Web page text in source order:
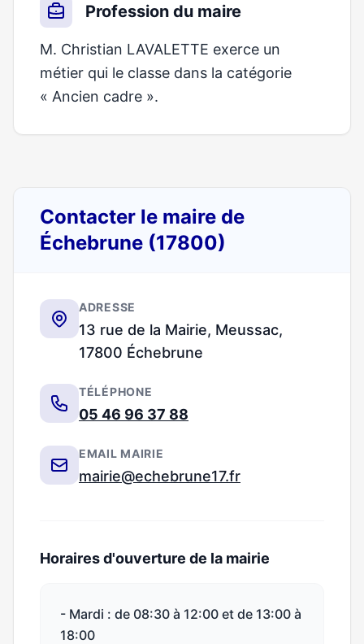
Profession du maire
M. Christian LAVALETTE exerce un
métier qui le classe dans la catégorie
« Ancien cadre ».
Contacter le maire de
Échebrune (17800)
ADRESSE
13 rue de la Mairie, Meussac,
17800 Échebrune
TÉLÉPHONE
05 46 96 37 88
EMAIL MAIRIE
mairie@echebrune17.fr
Horaires d'ouverture de la mairie
- Mardi : de 08:30 à 12:00 et de 13:00 à
18:00